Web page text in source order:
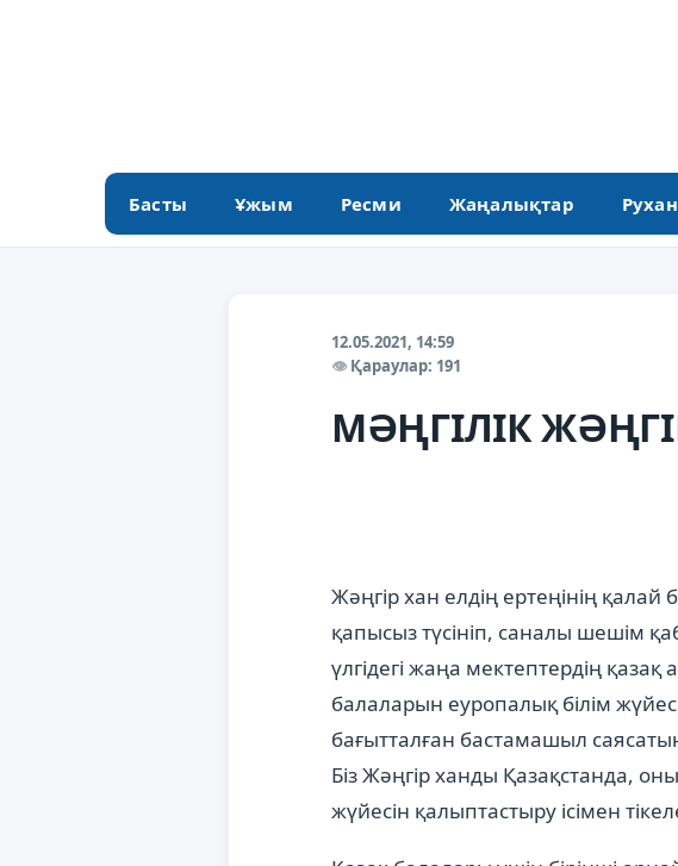
Басты Ұжым Ресми Жаңалықтар
12.05.2021, 14:59
Қараулар: 191
МӘҢГІЛІК
Жәңгір хан елдің ертеңінің
қапысыз түсініп, саналы шешім
үлгідегі жаңа мектептердің
балаларын еуропалық білім
бағытталған бастамашыл
Біз Жәңгір ханды Қазақстанда,
жүйесін қалыптастыру ісімен